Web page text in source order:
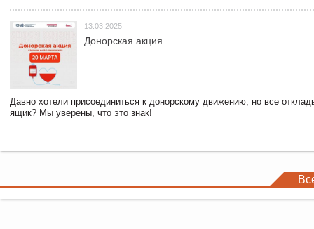
13.03.2025
Донорская акция
Давно хотели присоединиться к донорскому движению, но все
ящик? Мы уверены, что это знак!